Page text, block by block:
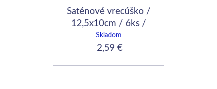
Saténové vrecúško /
12,5x10cm / 6ks /
červené
Skladom
2,59 €